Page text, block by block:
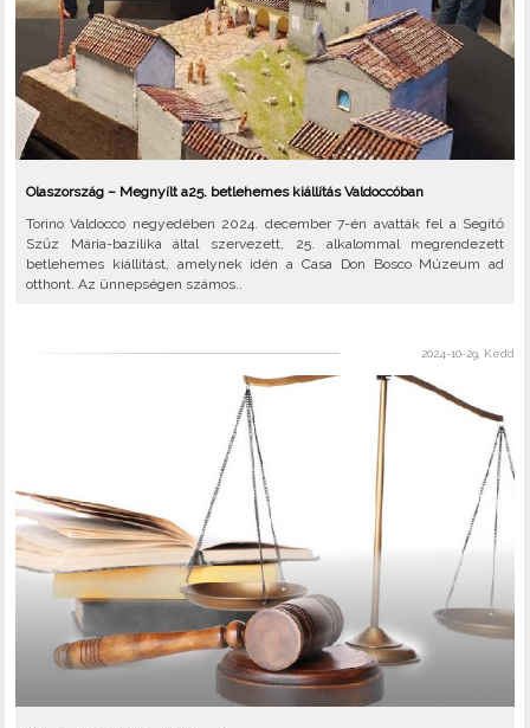
Olaszország – Megnyílt a25. betlehemes kiállítás Valdoccóban
Torino Valdocco negyedében 2024. december 7-én avatták fel a Segítő
Szűz Mária-bazilika által szervezett, 25. alkalommal megrendezett
betlehemes kiállítást, amelynek idén a Casa Don Bosco Múzeum ad
otthont. Az ünnepségen számos..
2024-10-29, Kedd